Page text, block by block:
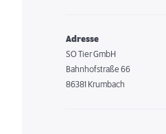
Adresse
SO Tier GmbH
Bahnhofstraße 66
86381 Krumbach